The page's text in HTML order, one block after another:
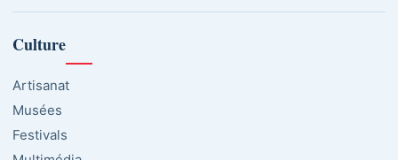
Culture
Artisanat
Musées
Festivals